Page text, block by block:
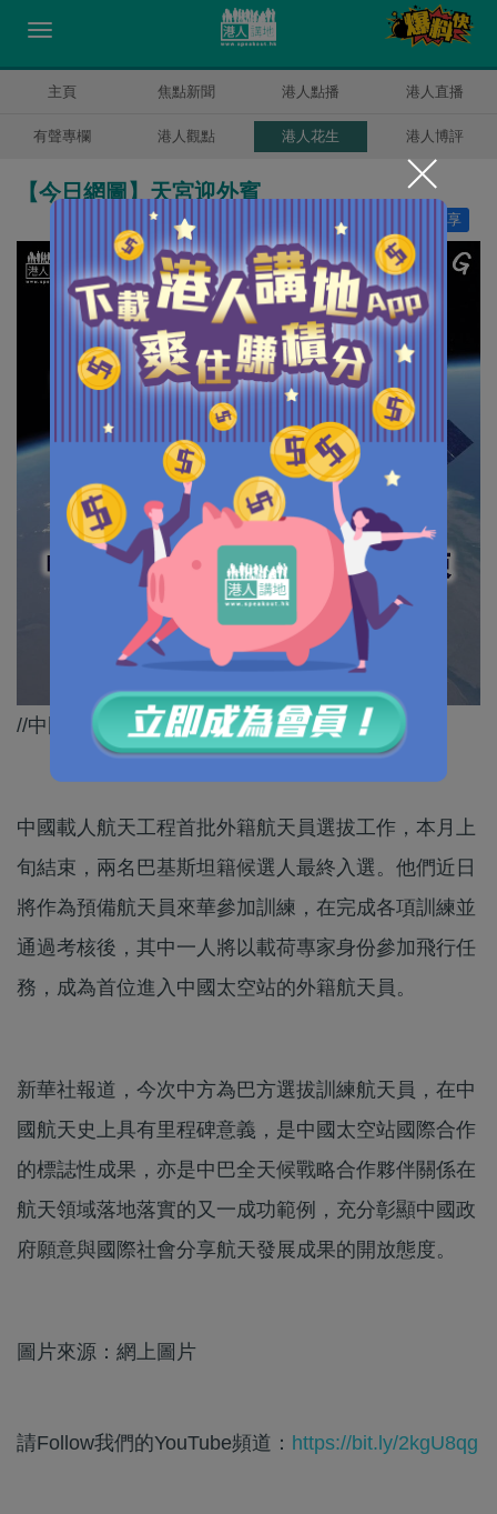
主頁 焦點新聞 港人點播 港人直播
有聲專欄 港人觀點 港人花生 港人博評
【今日網圖】天宮迎外賓
分享
//中國太空站愈來愈國際化！//
中國載人航天工程首批外籍航天員選拔工作，本月上
旬結束，兩名巴基斯坦籍候選人最終入選。他們近日
將作為預備航天員來華參加訓練，在完成各項訓練並
通過考核後，其中一人將以載荷專家身份參加飛行任
務，成為首位進入中國太空站的外籍航天員。
新華社報道，今次中方為巴方選拔訓練航天員，在中
國航天史上具有里程碑意義，是中國太空站國際合作
的標誌性成果，亦是中巴全天候戰略合作夥伴關係在
航天領域落地落實的又一成功範例，充分彰顯中國政
府願意與國際社會分享航天發展成果的開放態度。
圖片來源：網上圖片
請Follow我們的YouTube頻道： https://bit.ly/2kgU8qg